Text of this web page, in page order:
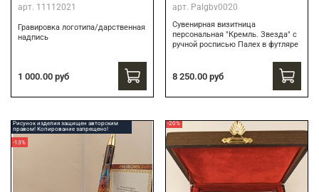
арт. 11112021
Гравировка логотипа/дарственная
надпись
1 000.00 руб
арт. Palgbv0020
Сувенирная визитница
персональная "Кремль. Звезда" с
ручной росписью Палех в футляре
8 250.00 руб
Рисунок изделия защищен авторским
правом! Копирование запрещено!
-13%
-20%